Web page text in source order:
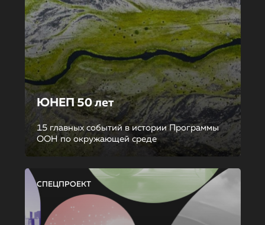
ЮНЕП 50 лет
15 главных событий в истории Программы
ООН по окружающей среде
СПЕЦПРОЕКТ